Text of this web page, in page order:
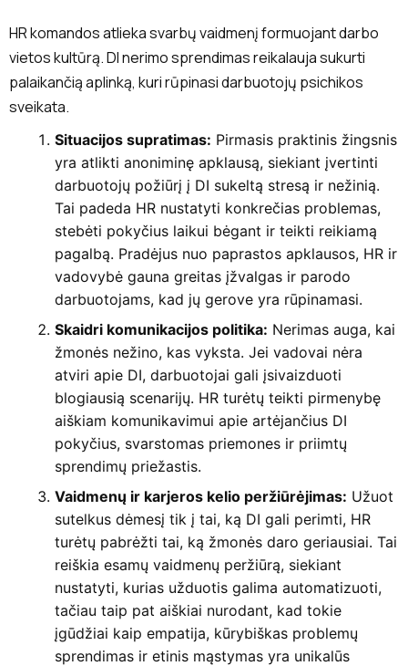
HR komandos atlieka svarbų vaidmenį formuojant darbo
vietos kultūrą. DI nerimo sprendimas reikalauja sukurti
palaikančią aplinką, kuri rūpinasi darbuotojų psichikos
sveikata.
Situacijos supratimas: Pirmasis praktinis žingsnis
yra atlikti anoniminę apklausą, siekiant įvertinti
darbuotojų požiūrį į DI sukeltą stresą ir nežinią.
Tai padeda HR nustatyti konkrečias problemas,
stebėti pokyčius laikui bėgant ir teikti reikiamą
pagalbą. Pradėjus nuo paprastos apklausos, HR ir
vadovybė gauna greitas įžvalgas ir parodo
darbuotojams, kad jų gerove yra rūpinamasi.
Skaidri komunikacijos politika: Nerimas auga, kai
žmonės nežino, kas vyksta. Jei vadovai nėra
atviri apie DI, darbuotojai gali įsivaizduoti
blogiausią scenarijų. HR turėtų teikti pirmenybę
aiškiam komunikavimui apie artėjančius DI
pokyčius, svarstomas priemones ir priimtų
sprendimų priežastis.
Vaidmenų ir karjeros kelio peržiūrėjimas: Užuot
sutelkus dėmesį tik į tai, ką DI gali perimti, HR
turėtų pabrėžti tai, ką žmonės daro geriausiai. Tai
reiškia esamų vaidmenų peržiūrą, siekiant
nustatyti, kurias užduotis galima automatizuoti,
tačiau taip pat aiškiai nurodant, kad tokie
įgūdžiai kaip empatija, kūrybiškas problemų
sprendimas ir etinis mąstymas yra unikalūs